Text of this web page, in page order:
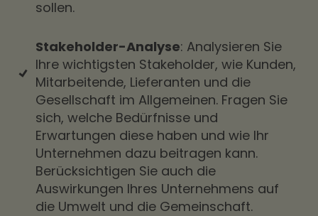
sollen.
Stakeholder-Analyse: Analysieren Sie
Ihre wichtigsten Stakeholder, wie Kunden,
Mitarbeitende, Lieferanten und die
Gesellschaft im Allgemeinen. Fragen Sie
sich, welche Bedürfnisse und
Erwartungen diese haben und wie Ihr
Unternehmen dazu beitragen kann.
Berücksichtigen Sie auch die
Auswirkungen Ihres Unternehmens auf
die Umwelt und die Gemeinschaft.